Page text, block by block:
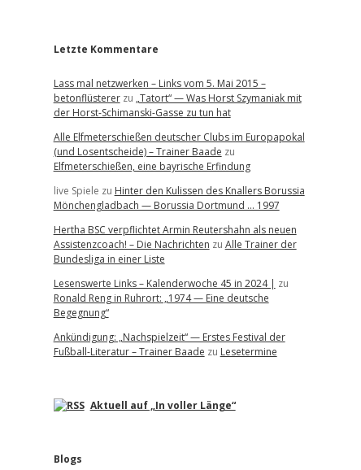
Letzte Kommentare
Lass mal netzwerken – Links vom 5. Mai 2015 –
betonflüstererzu „Tatort“ — Was Horst Szymaniak mit
der Horst-Schimanski-Gasse zu tun hat
Alle Elfmeterschießen deutscher Clubs im Europapokal
(und Losentscheide) – Trainer Baade zu
Elfmeterschießen, eine bayrische Erfindung
live Spiele zu Hinter den Kulissen des Knallers Borussia
Mönchengladbach — Borussia Dortmund … 1997
Hertha BSC verpflichtet Armin Reutershahn als neuen
Assistenzcoach! – Die Nachrichten zu Alle Trainer der
Bundesliga in einer Liste
Lesenswerte Links – Kalenderwoche 45 in 2024 | zu
Ronald Reng in Ruhrort: „1974 — Eine deutsche
Begegnung“
Ankündigung: „Nachspielzeit“ — Erstes Festival der
Fußball-Literatur – Trainer Baade zu Lesetermine
Aktuell auf „In voller Länge“
Blogs